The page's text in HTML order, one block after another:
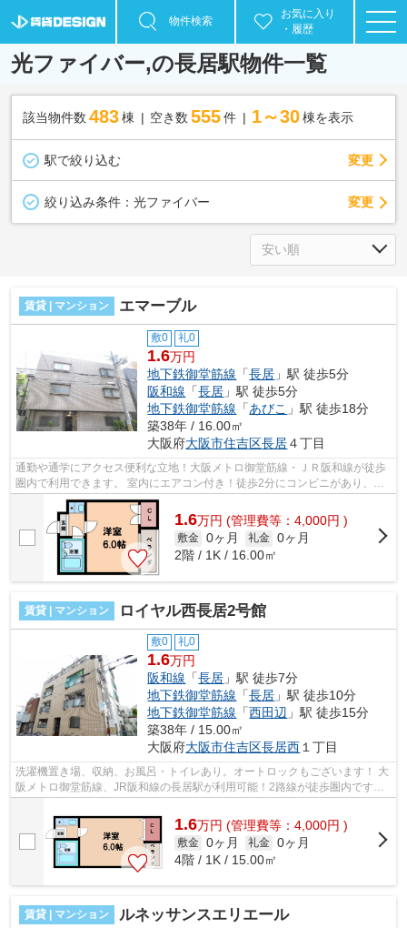
物件検索
お気に入り
・履歴
光ファイバー,の長居駅物件一覧
該当物件数 483棟 空き数 555 件 1～30 棟を表示
駅で絞り込む 変更
絞り込み条件： 光ファイバー 変更
賃貸 | マンション エマーブル
敷0 礼0
1.6万円
地下鉄御堂筋線 「長居 」駅 徒歩5分
阪和線 「長居 」駅 徒歩5分
地下鉄御堂筋線 「あびこ 」駅 徒歩18分
築38年 / 16.00㎡
大阪府大阪市住吉区長居４丁目
通勤や通学にアクセス便利な立地！大阪メトロ御堂筋線・ＪＲ阪和線が徒歩
圏内で利用できます。 室内にエアコン付き！徒歩2分にコンビニがあり、初
めての一人暮らしの方も安心です。 ...
1.6万円 (管理費等：4,000円 )
敷金 0ヶ月 礼金 0ヶ月
2階 / 1K / 16.00㎡
賃貸 | マンション ロイヤル西長居2号館
敷0 礼0
1.6万円
阪和線 「長居 」駅 徒歩7分
地下鉄御堂筋線 「長居 」駅 徒歩10分
地下鉄御堂筋線 「西田辺 」駅 徒歩15分
築38年 / 15.00㎡
大阪府大阪市住吉区長居西１丁目
洗濯機置き場、収納、お風呂・トイレあり。オートロックもございます！ 大
阪メトロ御堂筋線、JR阪和線の長居駅が利用可能！2路線が徒歩圏内です！
■□■□■□■□■□■□■□■□■□■□■□■□■□■□■□■□...
1.6万円 (管理費等：4,000円 )
敷金 0ヶ月 礼金 0ヶ月
4階 / 1K / 15.00㎡
賃貸 | マンション ルネッサンスエリエール